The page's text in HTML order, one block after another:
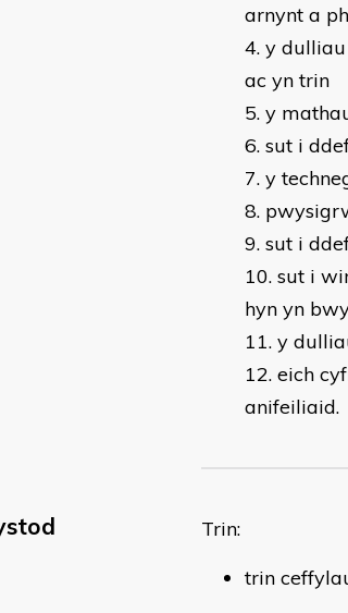
arnynt a
y
ac yn trin
y
sut i
y
sut i
sut i
hyn yn
y
eich
anifeiliaid.
Trin:
trin